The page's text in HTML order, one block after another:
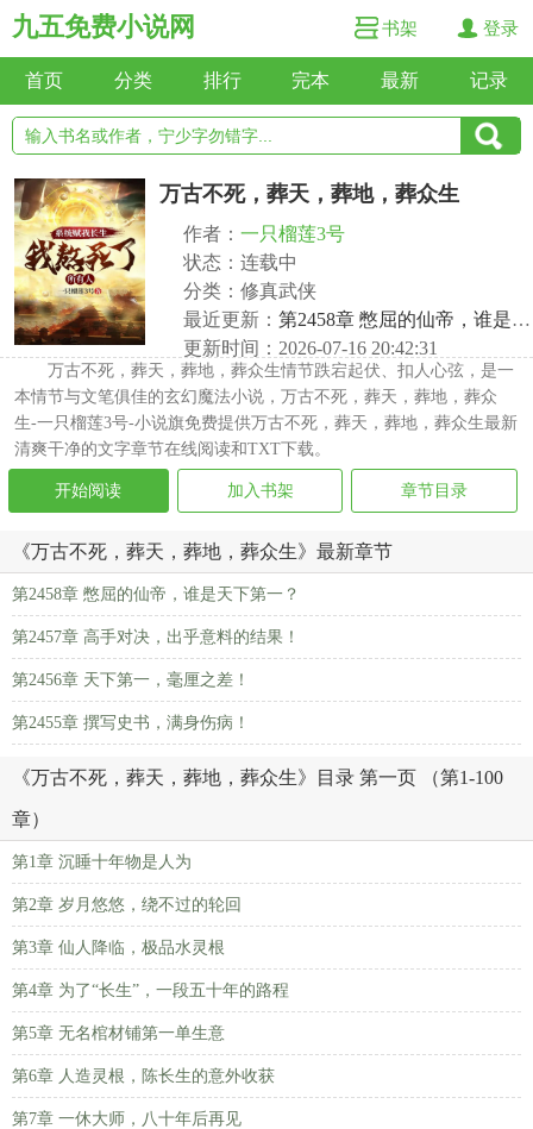
九五免费小说网 书架 登录
首页 分类 排行 完本 最新 记录
万古不死，葬天，葬地，葬众生
作者： 一只榴莲3号
状态：连载中
分类：修真武侠
最近更新： 第2458章 憋屈的仙帝，谁是天下第一？
更新时间：2026-07-16 20:42:31
万古不死，葬天，葬地，葬众生情节跌宕起伏、扣人心弦，是一
本情节与文笔俱佳的玄幻魔法小说，万古不死，葬天，葬地，葬众
生-一只榴莲3号-小说旗免费提供万古不死，葬天，葬地，葬众生最新
清爽干净的文字章节在线阅读和TXT下载。
开始阅读 加入书架 章节目录
《万古不死，葬天，葬地，葬众生》最新章节
第2458章 憋屈的仙帝，谁是天下第一？
第2457章 高手对决，出乎意料的结果！
第2456章 天下第一，毫厘之差！
第2455章 撰写史书，满身伤病！
《万古不死，葬天，葬地，葬众生》目录 第一页 （第1-100
章）
第1章 沉睡十年物是人为
第2章 岁月悠悠，绕不过的轮回
第3章 仙人降临，极品水灵根
第4章 为了“长生”，一段五十年的路程
第5章 无名棺材铺第一单生意
第6章 人造灵根，陈长生的意外收获
第7章 一休大师，八十年后再见